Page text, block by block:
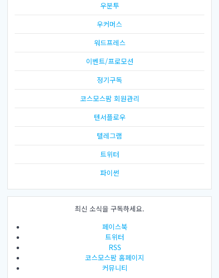
우분투
우커머스
워드프레스
이벤트/프로모션
정기구독
코스모스팜 회원관리
텐서플로우
텔레그램
트위터
파이썬
최신 소식을 구독하세요.
페이스북
트위터
RSS
코스모스팜 홈페이지
커뮤니티